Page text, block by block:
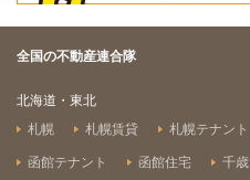
全国の不動産連合隊
北海道・東北
札幌
札幌賃貸 札幌テナント
函館テナント 函館住宅 千歳